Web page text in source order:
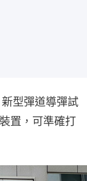
型彈道導彈試
置，可準確打